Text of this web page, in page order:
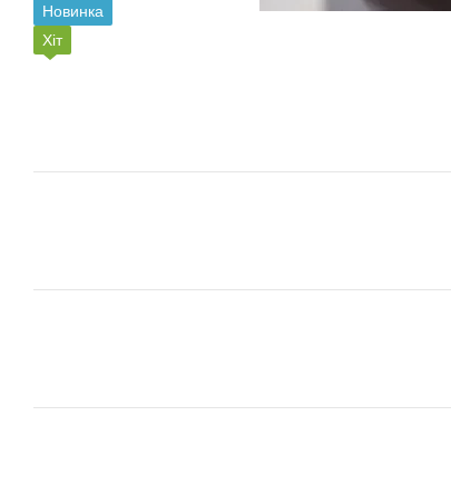
Новинка
Хіт